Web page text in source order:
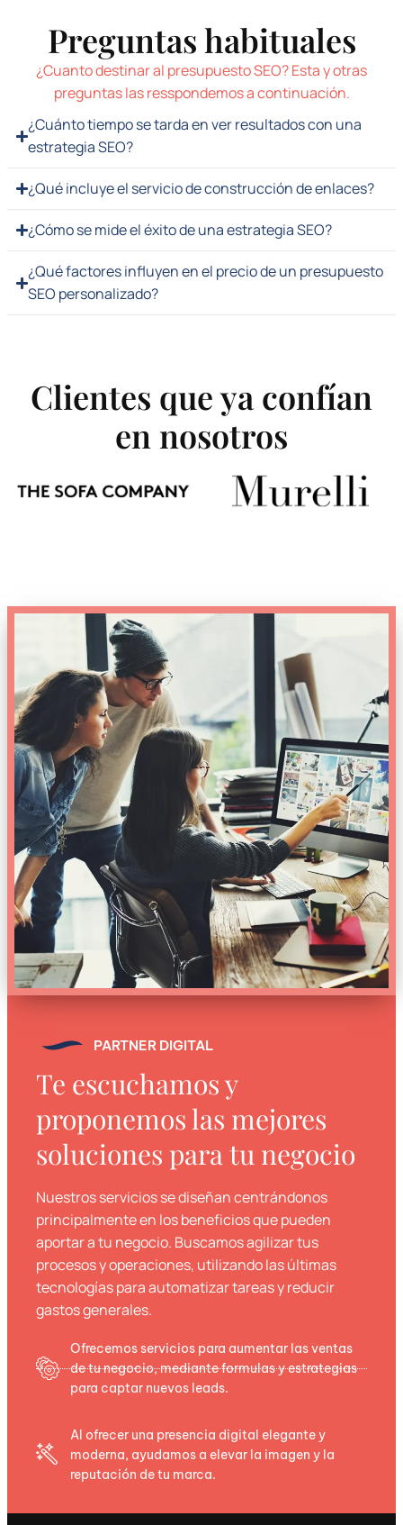
Preguntas habituales
¿Cuanto destinar al presupuesto SEO? Esta y otras
preguntas las resspondemos a continuación.
¿Cuánto tiempo se tarda en ver resultados con una
estrategia SEO?
¿Qué incluye el servicio de construcción de enlaces?
¿Cómo se mide el éxito de una estrategia SEO?
¿Qué factores influyen en el precio de un presupuesto
SEO personalizado?
Clientes que ya confían
en nosotros
PARTNER DIGITAL
Te escuchamos y
proponemos las mejores
soluciones para tu negocio
Nuestros servicios se diseñan centrándonos
principalmente en los beneficios que pueden
aportar a tu negocio. Buscamos agilizar tus
procesos y operaciones, utilizando las últimas
tecnologías para automatizar tareas y reducir
gastos generales.
Ofrecemos servicios para aumentar las ventas
de tu negocio, mediante formulas y estrategias
para captar nuevos leads.
Al ofrecer una presencia digital elegante y
moderna, ayudamos a elevar la imagen y la
reputación de tu marca.